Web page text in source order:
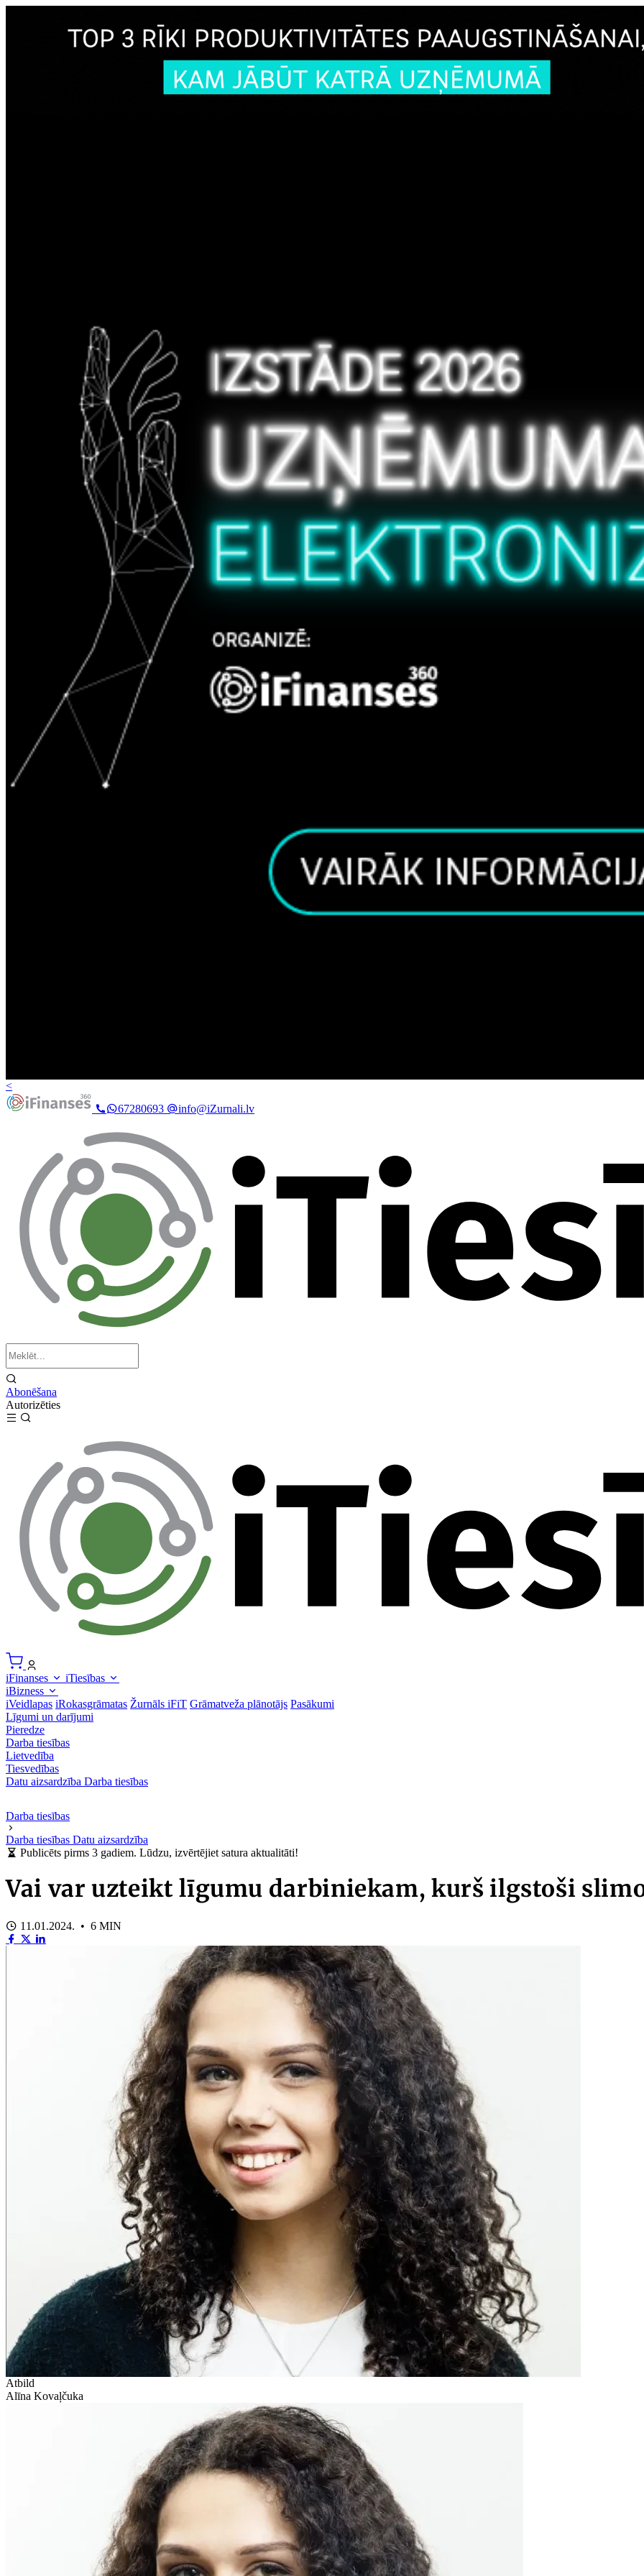
<
67280693
info@iZurnali.lv
Abonēšana
Autorizēties
iFinanses
iTiesības
iBizness
iVeidlapas iRokasgrāmatas Žurnāls iFiT Grāmatveža plānotājs Pasākumi
Līgumi un darījumi
Pieredze
Darba tiesības
Lietvedība
Tiesvedības
Datu aizsardzība Darba tiesības
Darba tiesības
Darba tiesības Datu aizsardzība
Publicēts pirms 3 gadiem. Lūdzu, izvērtējiet satura aktualitāti!
Vai var uzteikt līgumu darbiniekam, kurš ilgstoši
11.01.2024. • 6 MIN
Atbild
Alīna Kovaļčuka